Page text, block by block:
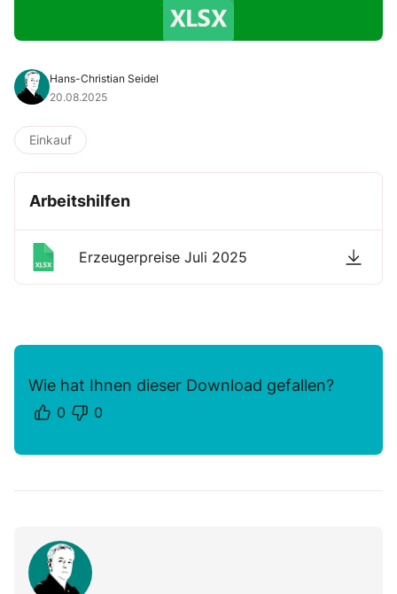
Hans-Christian Seidel
20.08.2025
Einkauf
Arbeitshilfen
Erzeugerpreise Juli 2025
Wie hat Ihnen dieser Download gefallen?
0 0